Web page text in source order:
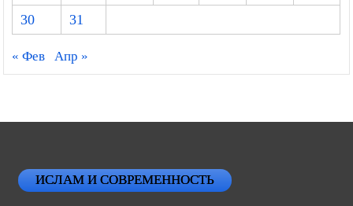
30
31
« Фев Апр »
ИСЛАМ И СОВРЕМЕННОСТЬ